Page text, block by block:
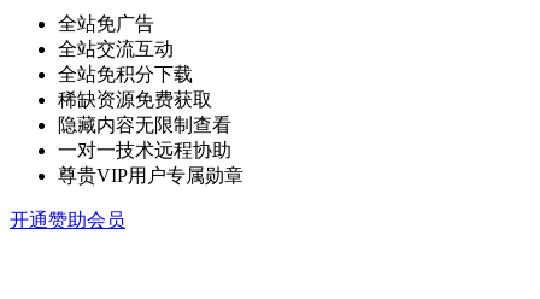
全站免广告
全站交流互动
全站免积分下载
稀缺资源免费获取
隐藏内容无限制查看
一对一技术远程协助
尊贵VIP用户专属勋章
开通赞助会员